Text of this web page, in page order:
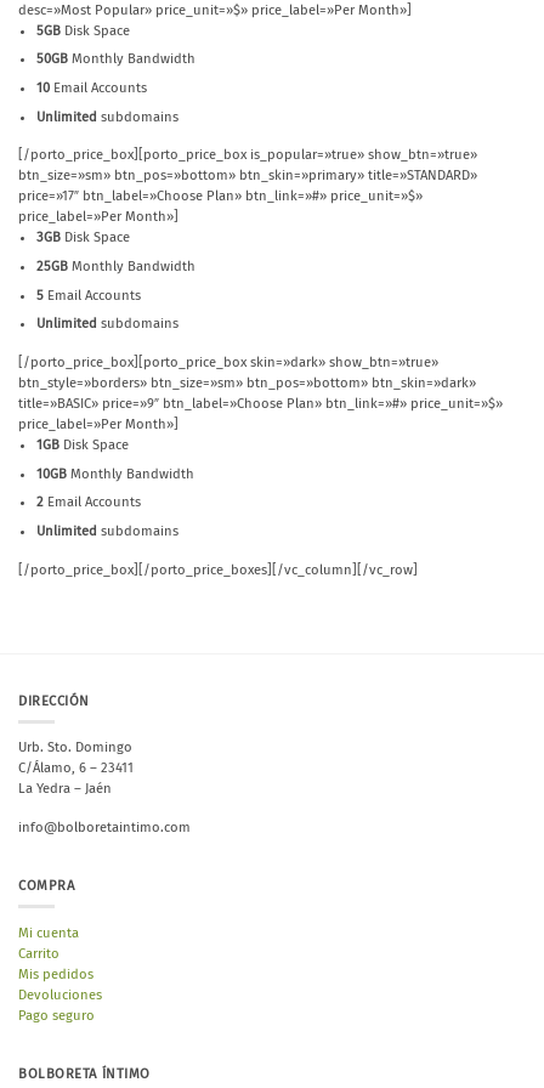
desc=»Most Popular» price_unit=»$» price_label=»Per Month»]
5GBDisk Space
50GBMonthly Bandwidth
10Email Accounts
Unlimited subdomains
[/porto_price_box][porto_price_box is_popular=»true» show_btn=»true»
btn_size=»sm» btn_pos=»bottom» btn_skin=»primary» title=»STANDARD»
price=»17″ btn_label=»Choose Plan» btn_link=»#» price_unit=»$»
price_label=»Per Month»]
3GBDisk Space
25GBMonthly Bandwidth
5Email Accounts
Unlimited subdomains
[/porto_price_box][porto_price_box skin=»dark» show_btn=»true»
btn_style=»borders» btn_size=»sm» btn_pos=»bottom» btn_skin=»dark»
title=»BASIC» price=»9″ btn_label=»Choose Plan» btn_link=»#» price_unit=»$»
price_label=»Per Month»]
1GBDisk Space
10GBMonthly Bandwidth
2Email Accounts
Unlimited subdomains
[/porto_price_box][/porto_price_boxes][/vc_column][/vc_row]
DIRECCIÓN
Urb. Sto. Domingo
C/Álamo, 6 – 23411
La Yedra – Jaén
info@bolboretaintimo.com
COMPRA
Mi cuenta
Carrito
Mis pedidos
Devoluciones
Pago seguro
BOLBORETA ÍNTIMO